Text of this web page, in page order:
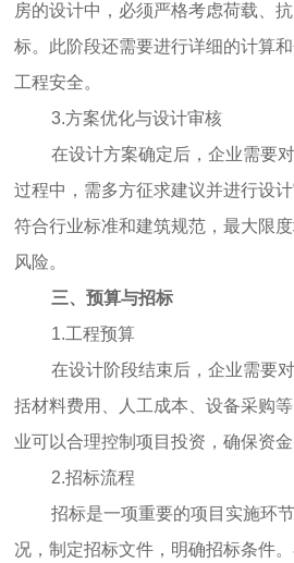
房的设计中，必须严格考虑荷载、
标。此阶段还需要进行详细的计算
工程安全。
3.方案优化与设计审核
在设计方案确定后，企业需要
过程中，需多方征求建议并进行设
符合行业标准和建筑规范，最大限
风险。
三、预算与招标
1.工程预算
在设计阶段结束后，企业需要
括材料费用、人工成本、设备采购
业可以合理控制项目投资，确保资金
2.招标流程
招标是一项重要的项目实施环
况，制定招标文件，明确招标条件